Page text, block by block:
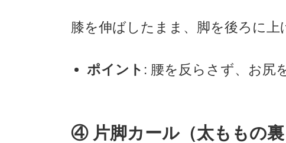
膝を伸ばしたまま、脚を後ろに上
ポイント : 腰を反らさず、お尻
④ 片脚カール（太ももの裏